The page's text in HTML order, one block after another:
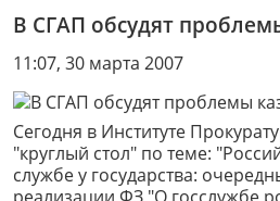
В СГАП обсудят
11:07, 30 марта 2007
Сегодня в Институте
"круглый стол" по теме:
службе у государства: